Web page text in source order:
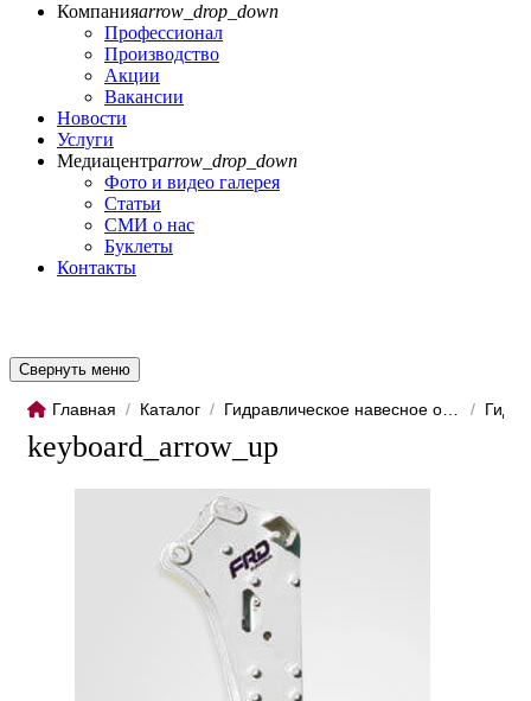
Компанияarrow_drop_down
Профессионал
Производство
Акции
Вакансии
Новости
Услуги
Медиацентрarrow_drop_down
Фото и видео галерея
Статьи
СМИ о нас
Буклеты
Контакты
Свернуть меню
Главная / Каталог / /
keyboard_arrow_up